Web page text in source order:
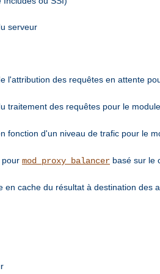
serveur
l'attribution des requêtes en attente
traitement des requêtes pour le module
fonction d'un niveau de trafic pour le
pour mod_proxy_balancer basé sur le
cache du résultat à destination des